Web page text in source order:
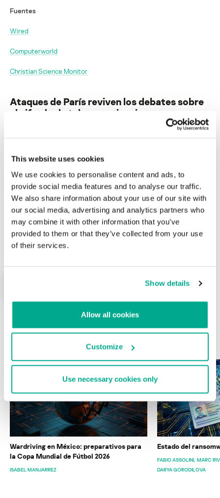
This website uses cookies
We use cookies to personalise content and ads, to
provide social media features and to analyse our traffic.
We also share information about your use of our site with
our social media, advertising and analytics partners who
may combine it with other information that you’ve
provided to them or that they’ve collected from your use
of their services.
Show details
Allow all cookies
Customize
Use necessary cookies only
Fuentes
Wired
Computerworld
Christian Science Monitor
Ataques de París reviven los debates sobre
el cifrado de telecomunicaciones y su
campos obligatorios están marcados con
Nombre* Correo electrónico*
ÚLTIMAS PUBLICACIONES
Wardriving en México: preparativos para
la Copa Mundial de Fútbol 2026
ISABEL MANJARREZ
Estado del
FABIO ASSOLINI MARC
DARYA GORODILOVA